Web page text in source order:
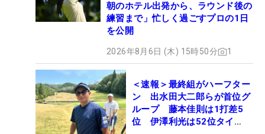
朝のホテル出発から、ラウンド後の
練習まで」忙しく過ごすプロの1日
を公開
2026年8月6日 (木) 15時50分 1
＜速報＞最終組がハーフター
ン 出水田大二郎らが首位グ
ループ 藤本佳則は1打差5
位 伊澤利光は52位タイ